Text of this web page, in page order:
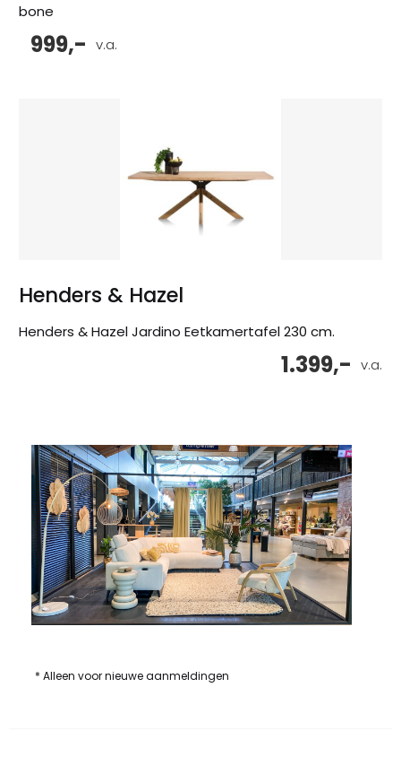
bone
v.a.
999,-
Henders & Hazel
Henders & Hazel Jardino Eetkamertafel 230 cm.
v.a.
1.399,-
* Alleen voor nieuwe aanmeldingen